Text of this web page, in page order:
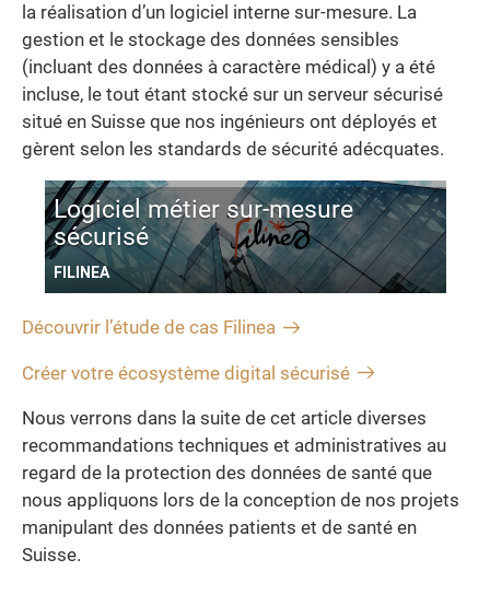
la réalisation d’un logiciel interne sur-mesure. La
gestion et le stockage des données sensibles
(incluant des données à caractère médical) y a été
incluse, le tout étant stocké sur un serveur sécurisé
situé en Suisse que nos ingénieurs ont déployés et
gèrent selon les standards de sécurité adécquates.
Logiciel métier sur-mesure
sécurisé
FILINEA
Découvrir l’étude de cas Filinea
Créer votre écosystème digital sécurisé
Nous verrons dans la suite de cet article diverses
recommandations techniques et administratives au
regard de la protection des données de santé que
nous appliquons lors de la conception de nos projets
manipulant des données patients et de santé en
Suisse.